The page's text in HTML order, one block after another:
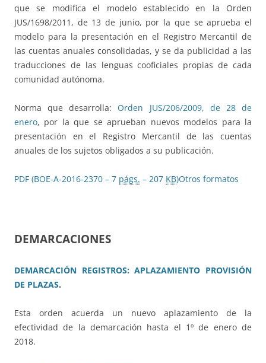
que se modifica el modelo establecido en la Orden
JUS/1698/2011, de 13 de junio, por la que se aprueba el
modelo para la presentación en el Registro Mercantil de
las cuentas anuales consolidadas, y se da publicidad a las
traducciones de las lenguas cooficiales propias de cada
comunidad autónoma.
Norma que desarrolla:Orden JUS/206/2009, de 28 de
enero, por la que se aprueban nuevos modelos para la
presentación en el Registro Mercantil de las cuentas
anuales de los sujetos obligados a su publicación.
PDF (BOE-A-2016-2370 – 7 págs. – 207 KB)Otros formatos
DEMARCACIONES
DEMARCACIÓN REGISTROS: APLAZAMIENTO PROVISIÓN
DE PLAZAS.
Esta orden acuerda un nuevo aplazamiento de la
efectividad de la demarcación hasta el 1º de enero de
2018.